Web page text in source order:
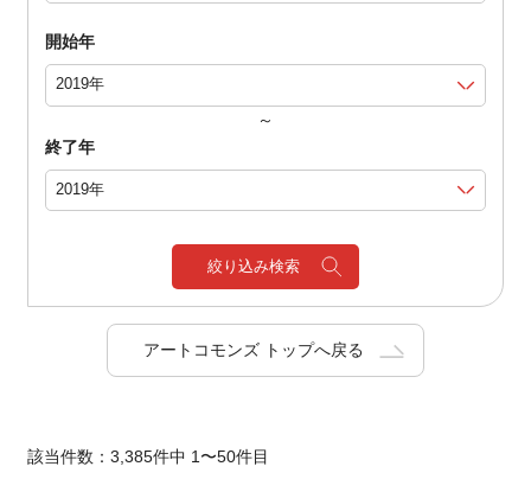
開始年
～
終了年
絞り込み検索
アートコモンズ トップへ戻る
該当件数：3,385件中 1〜50件目